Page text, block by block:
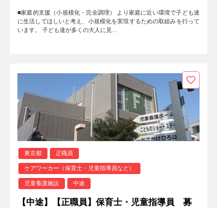
■家庭的支援（小規模化・完全調理） より家庭に近い環境で子ども達
に生活してほしいと考え、小規模化を実現するための取組みを行って
います。 子ども達が多くの大人に見…
東京都 正職員
ケアワーカー（保育士・児童指導員など）
児童養護施設 中途
【中途】【正職員】保育士・児童指導員 募